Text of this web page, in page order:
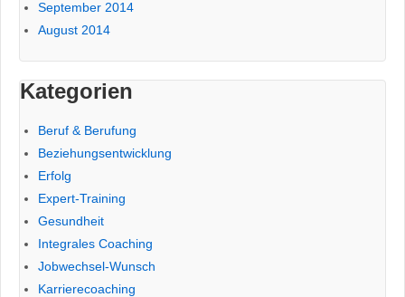
September 2014
August 2014
Kategorien
Beruf & Berufung
Beziehungsentwicklung
Erfolg
Expert-Training
Gesundheit
Integrales Coaching
Jobwechsel-Wunsch
Karrierecoaching